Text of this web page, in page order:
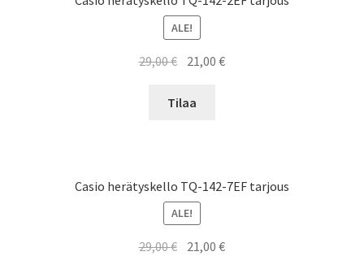
ALE!
29,00€ Alkuperäinen
oli:
21,00€Nykyinen
Tilaa
Casio herätyskello TQ-142-7EF tarjous
ALE!
29,00€ Alkuperäinen
21,00€Nykyinen